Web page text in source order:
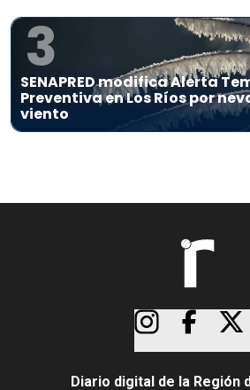
3
SENAPRED modifica Alerta
Preventiva en Los Ríos por
viento
Diario digital de la Región